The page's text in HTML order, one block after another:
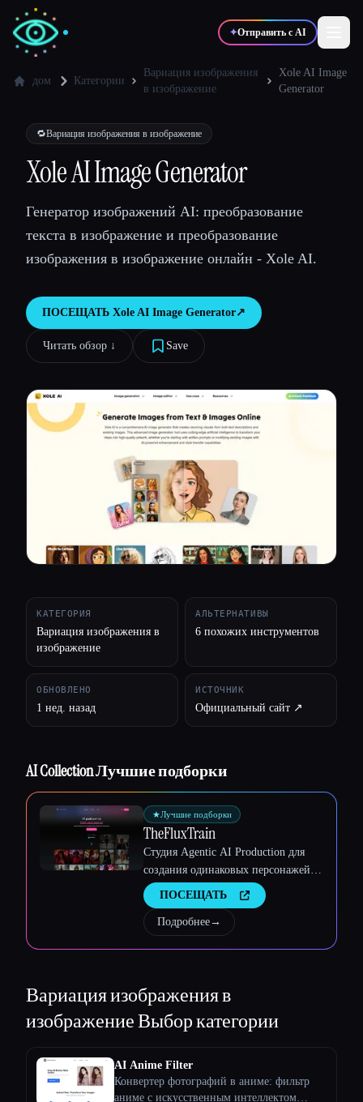
✦Отправить с AI
💻Разработчики 📈 Маркетологи
🎓Студенты 🎬Креаторы
Блог
Сравнить инструменты
Все категории
О нас
дом Категории
Вариация изображения
в изображение
Xole AI Image
Generator
🔁Вариация изображения в изображение
Xole AI Image Generator
Генератор изображений AI: преобразование
текста в изображение и преобразование
изображения в изображение онлайн - Xole AI.
ПОСЕЩАТЬ Xole AI Image Generator↗︎
Читать обзор ↓︎ Save
КАТЕГОРИЯ
Вариация изображения в
изображение
АЛЬТЕРНАТИВЫ
6 похожих инструментов
ОБНОВЛЕНО
1 нед. назад
ИСТОЧНИК
Официальный сайт ↗︎
AI Collection Лучшие подборки
★Лучшие подборки
TheFluxTrain
Студия Agentic AI Production для
создания одинаковых персонажей,
рабочих процессов и видео
ПОСЕЩАТЬ
Подробнее→
Вариация изображения в
изображениеВыбор категории
AI Anime Filter
Конвертер фотографий в аниме: фильтр
аниме с искусственным интеллектом